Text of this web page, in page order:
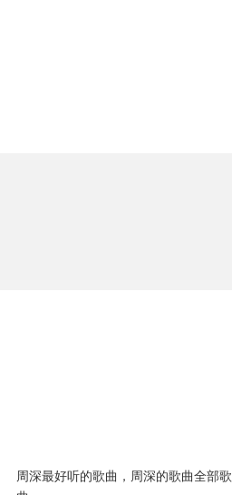
周深最好听的歌曲，周深的歌曲全部歌